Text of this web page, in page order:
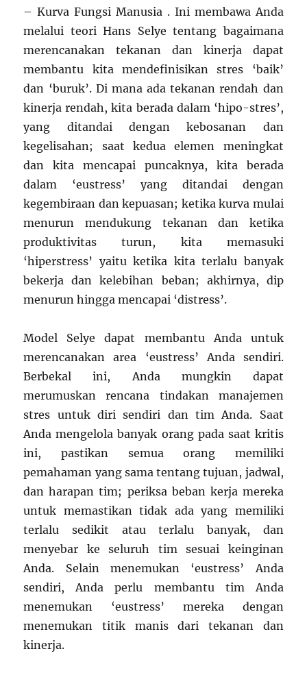
– Kurva Fungsi Manusia . Ini membawa Anda
melalui teori Hans Selye tentang bagaimana
merencanakan tekanan dan kinerja dapat
membantu kita mendefinisikan stres ‘baik’
dan ‘buruk’. Di mana ada tekanan rendah dan
kinerja rendah, kita berada dalam ‘hipo-stres’,
yang ditandai dengan kebosanan dan
kegelisahan; saat kedua elemen meningkat
dan kita mencapai puncaknya, kita berada
dalam ‘eustress’ yang ditandai dengan
kegembiraan dan kepuasan; ketika kurva mulai
menurun mendukung tekanan dan ketika
produktivitas turun, kita memasuki
‘hiperstress’ yaitu ketika kita terlalu banyak
bekerja dan kelebihan beban; akhirnya, dip
menurun hingga mencapai ‘distress’.
Model Selye dapat membantu Anda untuk
merencanakan area ‘eustress’ Anda sendiri.
Berbekal ini, Anda mungkin dapat
merumuskan rencana tindakan manajemen
stres untuk diri sendiri dan tim Anda. Saat
Anda mengelola banyak orang pada saat kritis
ini, pastikan semua orang memiliki
pemahaman yang sama tentang tujuan, jadwal,
dan harapan tim; periksa beban kerja mereka
untuk memastikan tidak ada yang memiliki
terlalu sedikit atau terlalu banyak, dan
menyebar ke seluruh tim sesuai keinginan
Anda. Selain menemukan ‘eustress’ Anda
sendiri, Anda perlu membantu tim Anda
menemukan ‘eustress’ mereka dengan
menemukan titik manis dari tekanan dan
kinerja.